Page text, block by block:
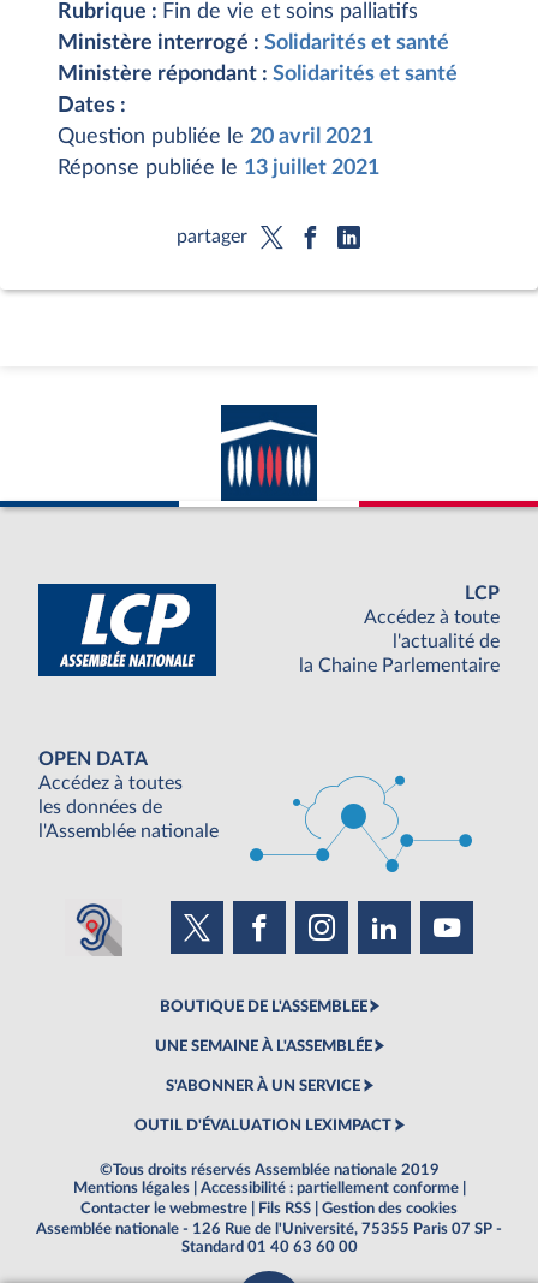
Rubrique : Fin de vie et soins palliatifs
Ministère interrogé : Solidarités et santé
Ministère répondant : Solidarités et santé
Dates :
Question publiée le 20 avril 2021
Réponse publiée le 13 juillet 2021
partager
LCP
Accédez à toute
l'actualité de
la Chaine Parlementaire
OPEN DATA
Accédez à toutes
les données de
l'Assemblée nationale
BOUTIQUE DE L'ASSEMBLEE
UNE SEMAINE À L'ASSEMBLÉE
S'ABONNER À UN SERVICE
OUTIL D'ÉVALUATION LEXIMPACT
©Tous droits réservés Assemblée nationale 2019
Mentions légales
Accessibilité : partiellement conforme
Contacter le webmestre
Fils RSS
Gestion des cookies
Assemblée nationale - 126 Rue de l'Université, 75355 Paris 07 SP -
Standard 01 40 63 60 00